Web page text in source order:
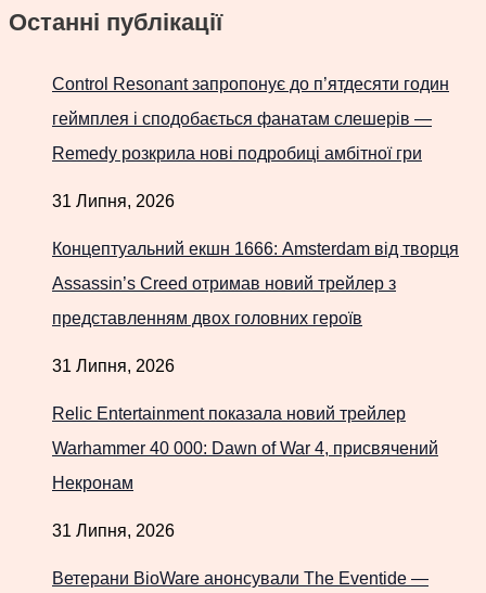
Останні публікації
Control Resonant запропонує до п’ятдесяти годин
геймплея і сподобається фанатам слешерів —
Remedy розкрила нові подробиці амбітної гри
31 Липня, 2026
Концептуальний екшн 1666: Amsterdam від творця
Assassin’s Creed отримав новий трейлер з
представленням двох головних героїв
31 Липня, 2026
Relic Entertainment показала новий трейлер
Warhammer 40 000: Dawn of War 4, присвячений
Некронам
31 Липня, 2026
Ветерани BioWare анонсували The Eventide —